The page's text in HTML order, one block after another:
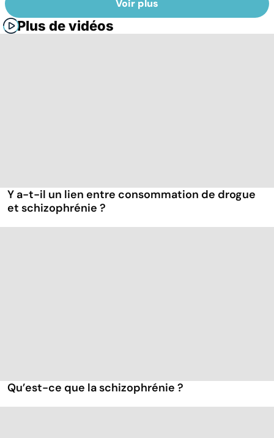
Voir plus
Plus de vidéos
Y a-t-il un lien entre consommation de drogue
et schizophrénie ?
Qu’est-ce que la schizophrénie ?